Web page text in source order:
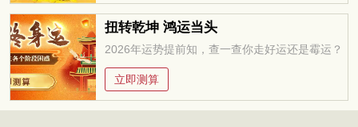
扭转乾坤 鸿运当头
2026年运势提前知，查一查你走好运还是霉运？
立即测算